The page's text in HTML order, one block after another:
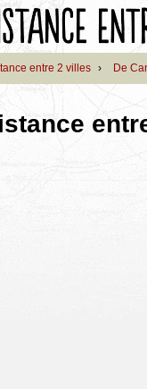
entre 2 villes › De